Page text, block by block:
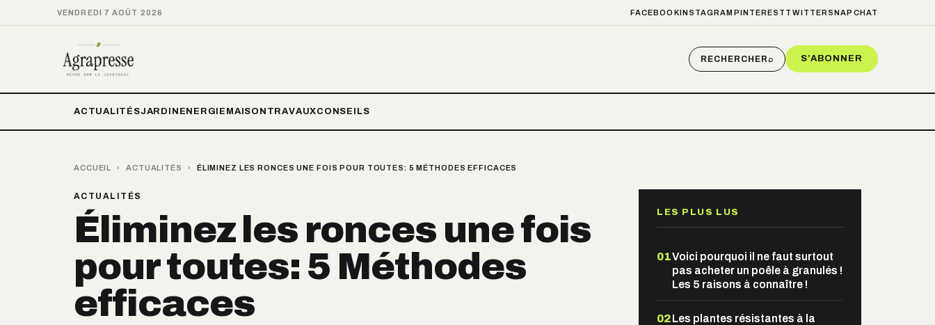
VENDREDI 7 AOÛT 2026 FACEBOOKINSTAGRAM PINTEREST TWITTER SNAPCHAT
RECHERCHER⌕ S’ABONNER
ACTUALITÉSJARDIN ENERGIE MAISON TRAVAUXCONSEILS
ACCUEIL › ACTUALITÉS › ÉLIMINEZ LES RONCES UNE FOIS POUR TOUTES: 5 MÉTHODES EFFICACES
ACTUALITÉS
Éliminez les ronces une fois
pour toutes: 5 Méthodes
efficaces
LES PLUS LUS
01Voici pourquoi il ne faut surtout
pas acheter un poêle à granulés !
Les 5 raisons à connaître !
02Les plantes résistantes à la